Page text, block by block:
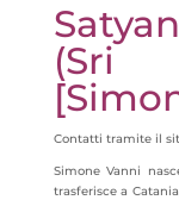
(Sri
Contatti tramite il
Simone Vanni
trasferisce a